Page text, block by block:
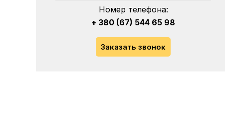
Номер телефона:
+ 380 (67) 544 65 98
Заказать звонок